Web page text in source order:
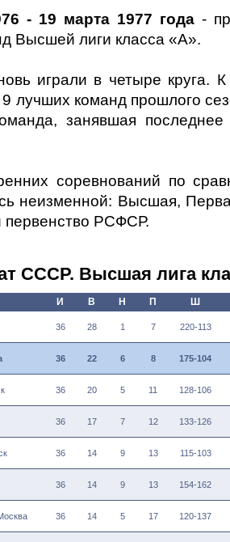
- 19 марта 1977 года -
Высшей лиги класса «А».
играли в четыре круга.
лучших команд прошлого
занявшая
соревнований по
неизменной: Высшая,
первенство РСФСР.
СССР. Высшая лига
И В Н П Ш
36 28 1 7 220-113
36 22 6 8 175-104
36 20 5 11 128-106
36 17 7 12 133-126
36 14 9 13 115-103
36 14 9 13 154-162
36 14 5 17 120-137